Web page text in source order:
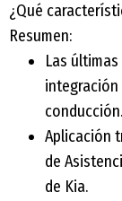
¿Qué
Resumen:
Las
conducción.
Aplicación
de
de Kia.